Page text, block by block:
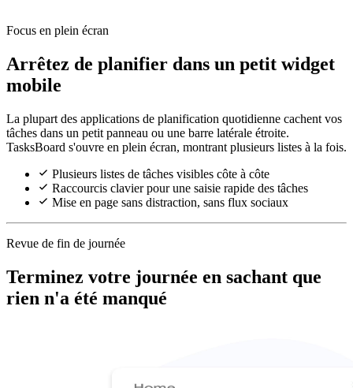
Focus en plein écran
Arrêtez de planifier dans un petit widget
mobile
La plupart des applications de planification quotidienne cachent vos
tâches dans un petit panneau ou une barre latérale étroite.
TasksBoard s'ouvre en plein écran, montrant plusieurs listes à la fois.
Plusieurs listes de tâches visibles côte à côte
Raccourcis clavier pour une saisie rapide des tâches
Mise en page sans distraction, sans flux sociaux
Revue de fin de journée
Terminez votre journée en sachant que
rien n'a été manqué